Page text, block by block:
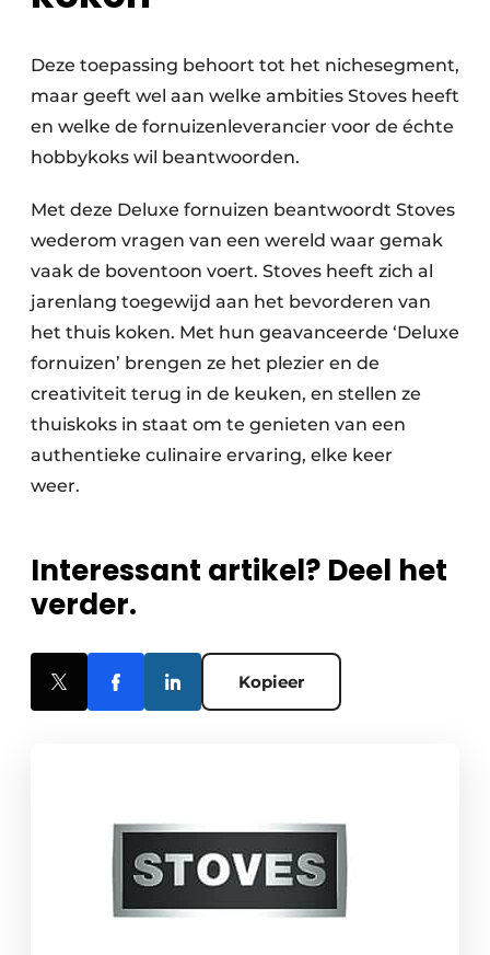
Deze toepassing behoort tot het nichesegment,
maar geeft wel aan welke ambities Stoves heeft
en welke de fornuizenleverancier voor de échte
hobbykoks wil beantwoorden.
Met deze Deluxe fornuizen beantwoordt Stoves
wederom vragen van een wereld waar gemak
vaak de boventoon voert. Stoves heeft zich al
jarenlang toegewijd aan het bevorderen van
het thuis koken. Met hun geavanceerde ‘Deluxe
fornuizen’ brengen ze het plezier en de
creativiteit terug in de keuken, en stellen ze
thuiskoks in staat om te genieten van een
authentieke culinaire ervaring, elke keer
weer.
Interessant artikel? Deel het
verder.
Kopieer